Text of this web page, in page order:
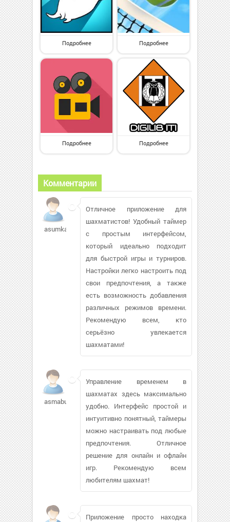
Подробнее Подробнее
Подробнее Подробнее
Комментарии
asumka
Отличное приложение для
шахматистов! Удобный таймер
с простым интерфейсом,
который идеально подходит
для быстрой игры и турниров.
Настройки легко настроить под
свои предпочтения, а также
есть возможность добавления
различных режимов времени.
Рекомендую всем, кто
серьёзно увлекается
шахматами!
asmabu17u2
Управление временем в
шахматах здесь максимально
удобно. Интерфейс простой и
интуитивно понятный, таймеры
можно настраивать под любые
предпочтения. Отличное
решение для онлайн и офлайн
игр. Рекомендую всем
любителям шахмат!
Приложение просто находка